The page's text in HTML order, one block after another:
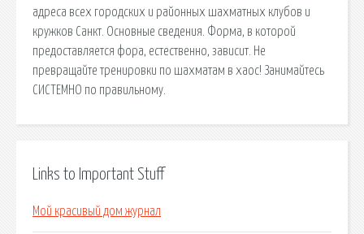
адреса всех городских и районных шахматных клубов и
кружков Санкт. Основные сведения. Форма, в которой
предоставляется фора, естественно, зависит. Не
превращайте тренировки по шахматам в хаос! Занимайтесь
СИСТЕМНО по правильному.
Links to Important Stuff
Мой красивый дом журнал